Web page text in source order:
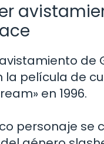
de
la película de
en 1996.
personaje se